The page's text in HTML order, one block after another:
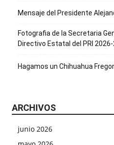
Mensaje del Presidente
Fotografia de la Secretaria
Directivo Estatal del PRI
Hagamos un Chihuahua
ARCHIVOS
junio 2026